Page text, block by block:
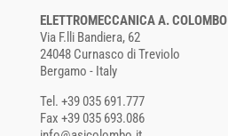
ELETTROMECCANICA A. COLOMBO
Via F.lli Bandiera, 62
24048 Curnasco di Treviolo
Bergamo - Italy
Tel. +39 035 691.777
Fax +39 035 693.086